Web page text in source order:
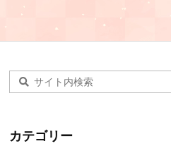
カテゴリー